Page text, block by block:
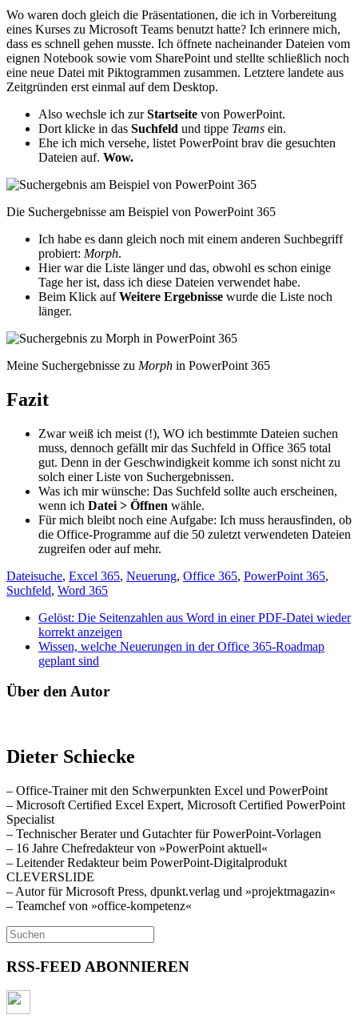
Wo waren doch gleich die Präsentationen, die ich in Vorbereitung
eines Kurses zu Microsoft Teams benutzt hatte? Ich erinnere mich,
dass es schnell gehen musste. Ich öffnete nacheinander Dateien vom
eignen Notebook sowie vom SharePoint und stellte schließlich noch
eine neue Datei mit Piktogrammen zusammen. Letztere landete aus
Zeitgründen erst einmal auf dem Desktop.
Also wechsle ich zurStartseite von PowerPoint.
Dort klicke in das Suchfeld und tippe Teams ein.
Ehe ich mich versehe, listet PowerPoint brav die gesuchten
Dateien auf. Wow.
Die Suchergebnisse am Beispiel von PowerPoint 365
Ich habe es dann gleich noch mit einem anderen Suchbegriff
probiert: Morph.
Hier war die Liste länger und das, obwohl es schon einige
Tage her ist, dass ich diese Dateien verwendet habe.
Beim Klick aufWeitere Ergebnisse wurde die Liste noch
länger.
Meine Suchergebnisse zu Morph in PowerPoint 365
Fazit
Zwar weiß ich meist (!), WO ich bestimmte Dateien suchen
muss, dennoch gefällt mir das Suchfeld in Office 365 total
gut. Denn in der Geschwindigkeit komme ich sonst nicht zu
solch einer Liste von Suchergebnissen.
Was ich mir wünsche: Das Suchfeld sollte auch erscheinen,
wenn ich Datei > Öffnen wähle.
Für mich bleibt noch eine Aufgabe: Ich muss herausfinden, ob
die Office-Programme auf die 50 zuletzt verwendeten Dateien
zugreifen oder auf mehr.
Dateisuche, Excel 365, Neuerung, Office 365, PowerPoint 365,
Suchfeld, Word 365
Gelöst: Die Seitenzahlen aus Word in einer PDF-Datei wieder
korrekt anzeigen
Wissen, welche Neuerungen in der Office 365-Roadmap
geplant sind
Über den Autor
Dieter Schiecke
– Office-Trainer mit den Schwerpunkten Excel und PowerPoint
– Microsoft Certified Excel Expert, Microsoft Certified PowerPoint
Specialist
– Technischer Berater und Gutachter für PowerPoint-Vorlagen
– 16 Jahre Chefredakteur von »PowerPoint aktuell«
– Leitender Redakteur beim PowerPoint-Digitalprodukt
CLEVERSLIDE
– Autor für Microsoft Press, dpunkt.verlag und »projektmagazin«
– Teamchef von »office-kompetenz«
RSS-FEED ABONNIEREN